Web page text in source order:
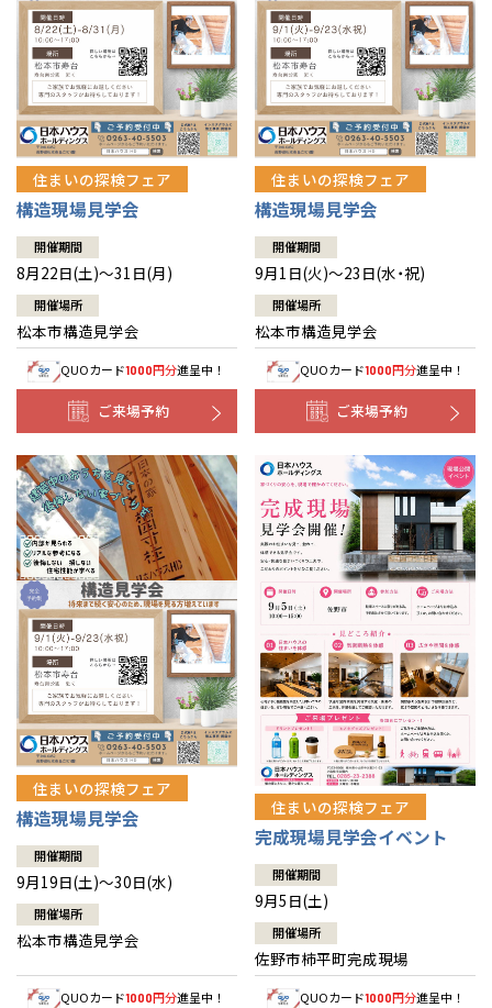
住まいの探検フェア
構造現場見学会
開催期間
8月22日(土)～31日(月)
開催場所
松本市構造見学会
QUOカード1000円分進呈中！
ご来場予約
住まいの探検フェア
構造現場見学会
開催期間
9月1日(火)～23日(水・祝)
開催場所
松本市構造見学会
QUOカード1000円分進呈中！
ご来場予約
住まいの探検フェア
構造現場見学会
開催期間
9月19日(土)～30日(水)
開催場所
松本市構造見学会
QUOカード1000円分進呈中！
住まいの探検フェア
完成現場見学会イベント
開催期間
9月5日(土)
開催場所
佐野市柿平町完成現場
QUOカード1000円分進呈中！